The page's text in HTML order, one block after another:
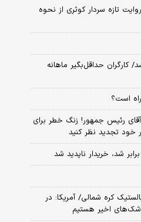
تازه سردار کوثری از نحوه
کارگران حداقل‌بگیر ماهانه
است؟
رئیس جمهور! زنگ خطر برای
خود تجدید نظر کنید
کره شمالی/ آمریکا: در
اخیر هستیم